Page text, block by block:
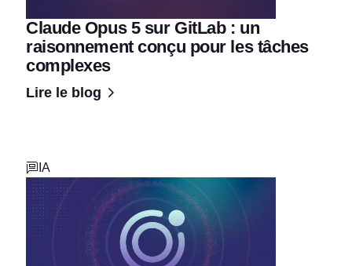
Claude Opus 5 sur GitLab : un
raisonnement conçu pour les tâches
complexes
Lire le blog
IA